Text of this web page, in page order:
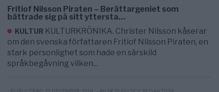
Fritiof Nilsson Piraten – Berättargeniet som
bättrade sig på sitt yttersta…
KULTUR KULTURKRÖNIKA. Christer Nilsson kåserar
om den svenska författaren Fritiof Nilsson Piraten, en
stark personlighet som hade en särskild
språkbegåvning vilken...